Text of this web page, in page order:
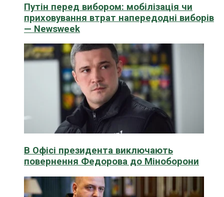
Путін перед вибором: мобілізація чи
приховування втрат напередодні виборів
— Newsweek
В Офісі президента виключають
повернення Федорова до Міноборони